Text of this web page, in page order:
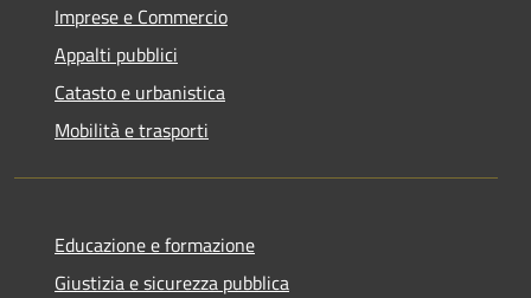
Imprese e Commercio
Appalti pubblici
Catasto e urbanistica
Mobilità e trasporti
Educazione e formazione
Giustizia e sicurezza pubblica